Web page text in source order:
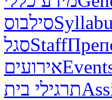
סילבוס
סגלStaff
אירועים
תרגילי בית